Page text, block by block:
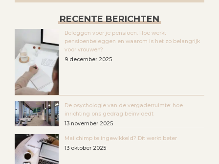
RECENTE BERICHTEN
Beleggen voor je pensioen. Hoe werkt
pensioenbeleggen en waarom is het zo belangrijk
voor vrouwen?
9 december 2025
De psychologie van de vergaderruimte: hoe
inrichting ons gedrag beïnvloedt
13 november 2025
Mailchimp te ingewikkeld? Dit werkt beter
13 oktober 2025